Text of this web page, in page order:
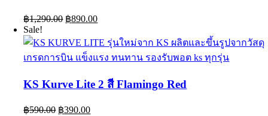
฿1,290.00 Original
was:
฿1,290.00.
฿890.00Current
is:
฿890.00.
Sale!
KS Kurve Lite 2 สี Flamingo Red
฿590.00 Original
฿390.00Current